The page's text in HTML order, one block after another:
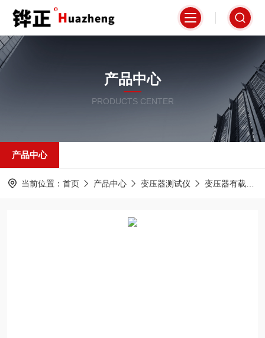
产品中心
PRODUCTS CENTER
产品中心
当前位置： 首页 产品中心 变压器测试仪 变压器有载分接开关测试仪